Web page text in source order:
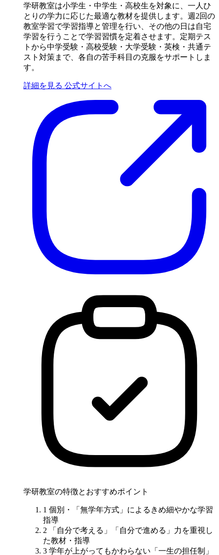
学研教室は小学生・中学生・高校生を対象に、一人ひ
とりの学力に応じた最適な教材を提供します。週2回の
教室学習で学習指導と管理を行い、その他の日は自宅
学習を行うことで学習習慣を定着させます。定期テス
トから中学受験・高校受験・大学受験・英検・共通テ
スト対策まで、各自の苦手科目の克服をサポートしま
す。
詳細を見る 公式サイトへ
学研教室の特徴とおすすめポイント
1 個別・「無学年方式」 によるきめ細やかな学習
指導
2
「自分で考える」「自分で進める」力 を重視し
た教材・指導
3 学年が上がってもかわらない 「一生の担任制」